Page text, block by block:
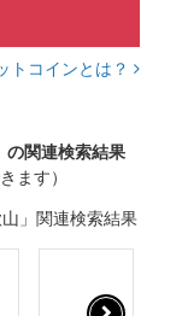
トコインとは？
の関連検索結果
ます）
」関連検索結果